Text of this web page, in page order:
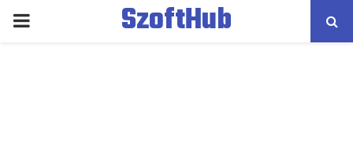
PRIMARY
SzoftHub